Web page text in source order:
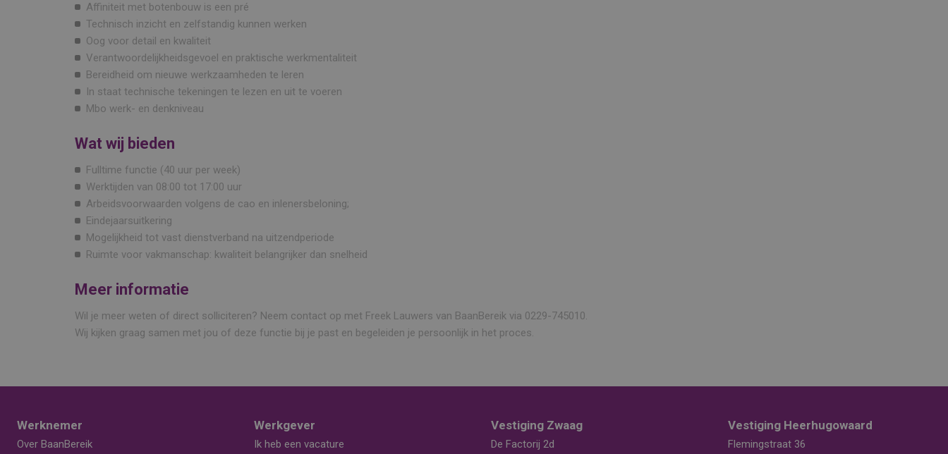
Affiniteit met botenbouw is een pré
Technisch inzicht en zelfstandig kunnen werken
Oog voor detail en kwaliteit
Verantwoordelijkheidsgevoel en praktische werkmentaliteit
Bereidheid om nieuwe werkzaamheden te leren
In staat technische tekeningen te lezen en uit te voeren
Mbo werk- en denkniveau
Wat wij bieden
Fulltime functie (40 uur per week)
Werktijden van 08:00 tot 17:00 uur
Arbeidsvoorwaarden volgens de cao en inlenersbeloning;
Eindejaarsuitkering
Mogelijkheid tot vast dienstverband na uitzendperiode
Ruimte voor vakmanschap: kwaliteit belangrijker dan snelheid
Meer informatie
Wil je meer weten of direct solliciteren? Neem contact op met Freek Lauwers van BaanBereik via 0229-745010.
Wij kijken graag samen met jou of deze functie bij je past en begeleiden je persoonlijk in het proces.
Werknemer
Over BaanBereik
Werkgever
Ik heb een vacature
Vestiging Zwaag
De Factorij 2d
Vestiging Heerhugowaard
Flemingstraat 36